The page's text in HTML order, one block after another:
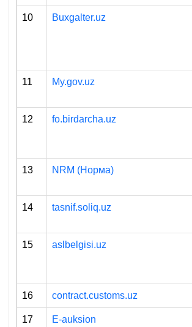
10 Buxgalter.uz
11 My.gov.uz
12 fo.birdarcha.uz
13 NRM (Норма)
14 tasnif.soliq.uz
15 aslbelgisi.uz
16 contract.customs.uz
17 E-auksion